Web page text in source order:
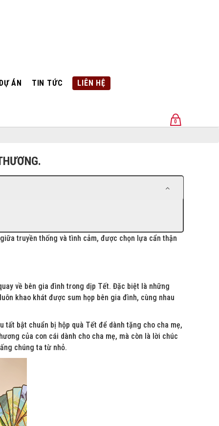
ÁN TIN TỨC LIÊN HỆ
0
truyền thống và tình cảm, được chọn lựa cẩn thận
về bên gia đình trong dịp Tết. Đặc biệt là những
khao khát được sum họp bên gia đình, cùng nhau
bật chuẩn bị hộp quà Tết để dành tặng cho cha mẹ,
của con cái dành cho cha mẹ, mà còn là lời chúc
chúng ta từ nhỏ.